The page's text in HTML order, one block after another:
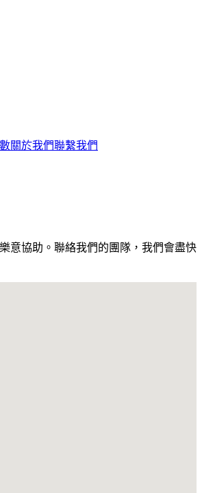
關於我們聯繫我們
意協助。聯絡我們的團隊，我們會盡快